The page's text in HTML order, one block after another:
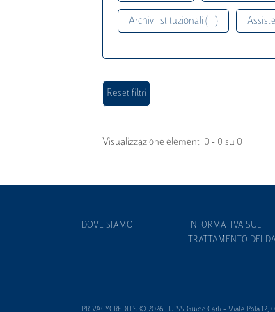
Archivi istituzionali ( 1 )
Visualizzazione elementi 0 - 0 su 0
DOVE SIAMO
INFORMATIVA SUL
TRATTAMENTO DEI
PRIVACYCREDITS © 2026 LUISS Guido Carli - Viale Pola 12,